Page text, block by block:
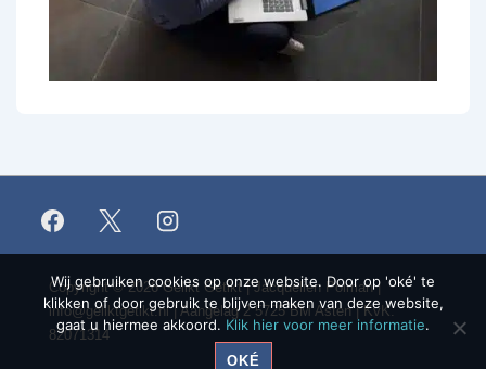
Copyright © 2026Gelikt Getikt | Jacquelien Polman |
info@geliktgetikt.nl| Aangelag 2 5725 BM Asten | KvK.
82071314
Wij gebruiken cookies op onze website. Door op 'oké' te
klikken of door gebruik te blijven maken van deze website,
gaat u hiermee akkoord. Klik hier voor meer informatie.
OKÉ